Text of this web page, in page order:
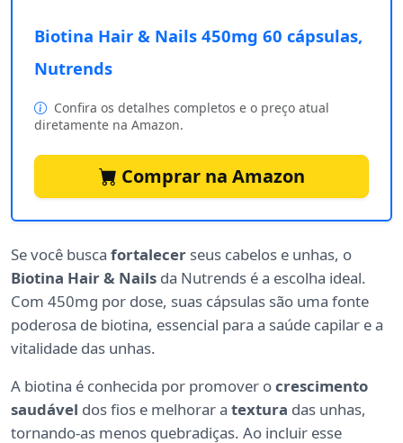
Biotina Hair & Nails 450mg 60 cápsulas,
Nutrends
Confira os detalhes completos e o preço atual
diretamente na Amazon.
Comprar na Amazon
Se você busca fortalecer seus cabelos e unhas, o
Biotina Hair & Nails da Nutrends é a escolha ideal.
Com 450mg por dose, suas cápsulas são uma fonte
poderosa de biotina, essencial para a saúde capilar e a
vitalidade das unhas.
A biotina é conhecida por promover ocrescimento
saudável dos fios e melhorar a textura das unhas,
tornando-as menos quebradiças. Ao incluir esse